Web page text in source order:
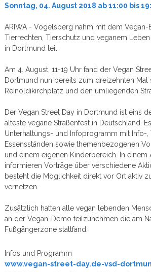
Sonntag, 04. August 2018 ab 11:00 bis
ARIWA - Vogelsberg nahm mit dem Vegan-
Tierrechten, Tierschutz und veganem
in Dortmund teil.
Am 4. August, 11-19 Uhr fand der Vegan
Dortmund nun bereits zum dreizehnten Mal
Reinoldikirchplatz und den umliegenden
Der Vegan Street Day in Dortmund ist eins
älteste vegane Straßenfest in Deutschland.
Unterhaltungs- und Infoprogramm mit Info-,
Essensständen sowie themenbezogenen
und einem eigenen Kinderbereich. In einem
informieren Vorträge über verschiedene
besteht die Möglichkeit direkt vor Ort aktiv
vernetzen.
Zusätzlich hatten alle vegan lebenden
an der Vegan-Demo teilzunehmen die am
Fußgängerzone stattfand.
Infos und Programm
www.vegan-street-day.de-vsd-